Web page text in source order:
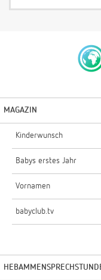
MAGAZIN
Kinderwunsch
Babys erstes Jahr
Vornamen
babyclub.tv